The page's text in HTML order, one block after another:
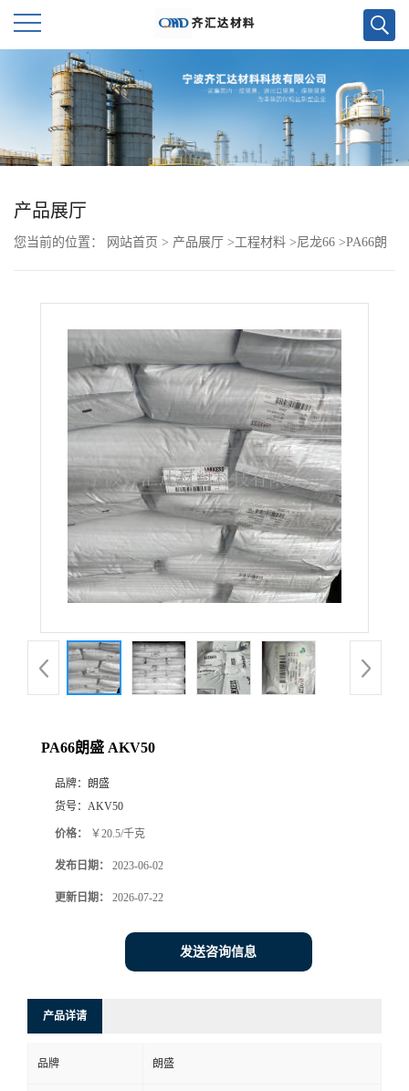
首
页
公
品
厅
系
产品展厅
您当前的位置： 网站首页 > 产品展厅 >工程材料 >尼龙66 >PA66朗
PA66朗盛 AKV50
品牌：
朗盛
货号： AKV50
价格： ￥20.5/千克
发布日期： 2023-06-02
更新日期： 2026-07-22
发送咨询信息
产品详请
品牌 朗盛